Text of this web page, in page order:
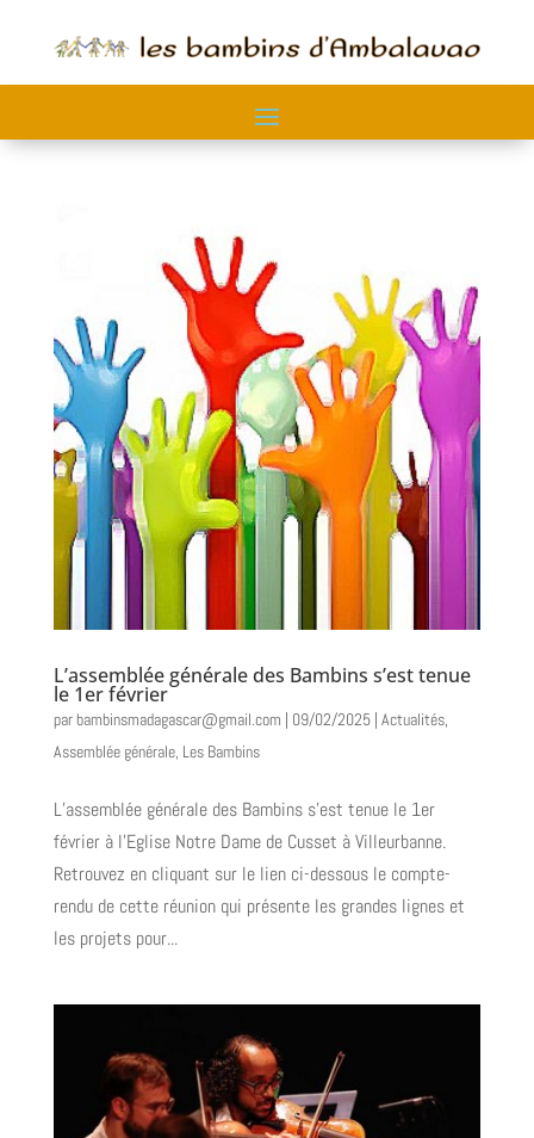
L’assemblée générale des Bambins s’est tenue
le 1er février
parbambinsmadagascar@gmail.com | 09/02/2025| Actualités,
Assemblée générale, Les Bambins
L’assemblée générale des Bambins s’est tenue le 1er
février à l’Eglise Notre Dame de Cusset à Villeurbanne.
Retrouvez en cliquant sur le lien ci-dessous le compte-
rendu de cette réunion qui présente les grandes lignes et
les projets pour...